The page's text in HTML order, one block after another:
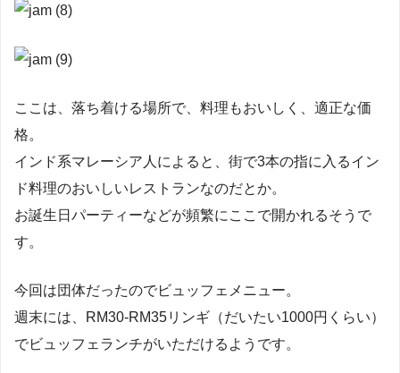
ここは、落ち着ける場所で、料理もおいしく、適正な価
格。
インド系マレーシア人によると、街で3本の指に入るイン
ド料理のおいしいレストランなのだとか。
お誕生日パーティーなどが頻繁にここで開かれるそうで
す。
今回は団体だったのでビュッフェメニュー。
週末には、RM30-RM35リンギ（だいたい1000円くらい）
でビュッフェランチがいただけるようです。